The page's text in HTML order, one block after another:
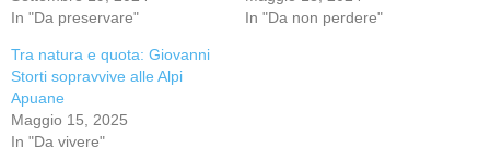
In "Da preservare"
In "Da non perdere"
Tra natura e quota: Giovanni
Storti sopravvive alle Alpi
Apuane
Maggio 15, 2025
In "Da vivere"